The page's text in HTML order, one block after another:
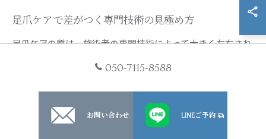
足爪ケアで差がつく専門技術の見極め方
足爪ケアの質は、施術者の専門技術によって大きく左右され
ます。見極めるポイントとしては、巻き爪補正や変形爪対
生管理体制が挙げられます。特にドイツ式フットケアや医療
的アプローチを取り入れたサロンは、専門性が高い傾向にあ
050-7115-8588
お問い合わせ LINEご予約